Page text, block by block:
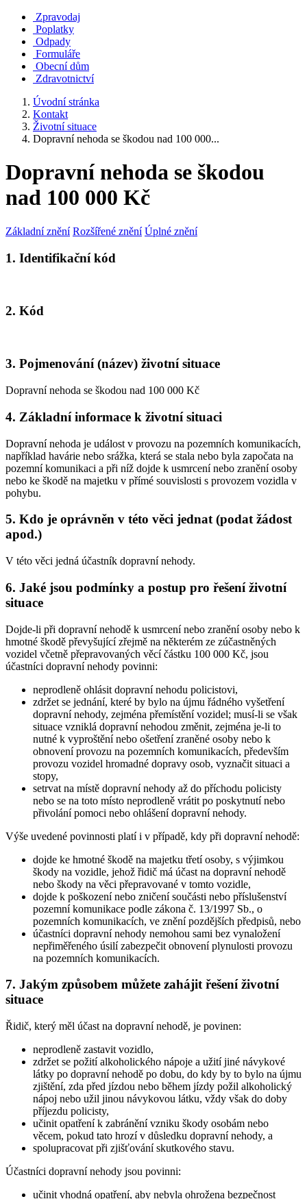
Zpravodaj
Poplatky
Odpady
Formuláře
Obecní dům
Zdravotnictví
Úvodní stránka
Kontakt
Životní situace
Dopravní nehoda se škodou nad 100 000...
Dopravní nehoda se škodou
nad 100 000 Kč
Základní znění Rozšířené znění Úplné znění
1. Identifikační kód
2. Kód
3. Pojmenování (název) životní situace
Dopravní nehoda se škodou nad 100 000 Kč
4. Základní informace k životní situaci
Dopravní nehoda je událost v provozu na pozemních komunikacích,
například havárie nebo srážka, která se stala nebo byla započata na
pozemní komunikaci a při níž dojde k usmrcení nebo zranění osoby
nebo ke škodě na majetku v přímé souvislosti s provozem vozidla v
pohybu.
5. Kdo je oprávněn v této věci jednat (podat žádost
apod.)
V této věci jedná účastník dopravní nehody.
6. Jaké jsou podmínky a postup pro řešení životní
situace
Dojde-li při dopravní nehodě k usmrcení nebo zranění osoby nebo k
hmotné škodě převyšující zřejmě na některém ze zúčastněných
vozidel včetně přepravovaných věcí částku 100 000 Kč, jsou
účastníci dopravní nehody povinni:
neprodleně ohlásit dopravní nehodu policistovi,
zdržet se jednání, které by bylo na újmu řádného vyšetření
dopravní nehody, zejména přemístění vozidel; musí-li se však
situace vzniklá dopravní nehodou změnit, zejména je-li to
nutné k vyproštění nebo ošetření zraněné osoby nebo k
obnovení provozu na pozemních komunikacích, především
provozu vozidel hromadné dopravy osob, vyznačit situaci a
stopy,
setrvat na místě dopravní nehody až do příchodu policisty
nebo se na toto místo neprodleně vrátit po poskytnutí nebo
přivolání pomoci nebo ohlášení dopravní nehody.
Výše uvedené povinnosti platí i v případě, kdy při dopravní nehodě:
dojde ke hmotné škodě na majetku třetí osoby, s výjimkou
škody na vozidle, jehož řidič má účast na dopravní nehodě
nebo škody na věci přepravované v tomto vozidle,
dojde k poškození nebo zničení součásti nebo příslušenství
pozemní komunikace podle zákona č. 13/1997 Sb., o
pozemních komunikacích, ve znění pozdějších předpisů, nebo
účastníci dopravní nehody nemohou sami bez vynaložení
nepřiměřeného úsilí zabezpečit obnovení plynulosti provozu
na pozemních komunikacích.
7. Jakým způsobem můžete zahájit řešení životní
situace
Řidič, který měl účast na dopravní nehodě, je povinen:
neprodleně zastavit vozidlo,
zdržet se požití alkoholického nápoje a užití jiné návykové
látky po dopravní nehodě po dobu, do kdy by to bylo na újmu
zjištění, zda před jízdou nebo během jízdy požil alkoholický
nápoj nebo užil jinou návykovou látku, vždy však do doby
příjezdu policisty,
učinit opatření k zabránění vzniku škody osobám nebo
věcem, pokud tato hrozí v důsledku dopravní nehody, a
spolupracovat při zjišťování skutkového stavu.
Účastníci dopravní nehody jsou povinni:
učinit vhodná opatření, aby nebyla ohrožena bezpečnost